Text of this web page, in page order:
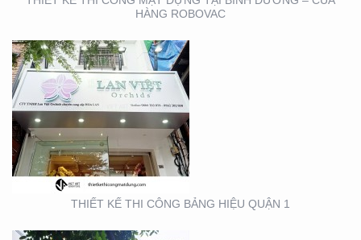
HÀNG ROBOVAC
THIẾT KẾ THI CÔNG BẢNG HIỆU QUẬN 1
THIẾT KẾ THI CÔNG
BẢNG HIỆU NHA KHOA
TẠI TP. HỒ CHÍ MINH